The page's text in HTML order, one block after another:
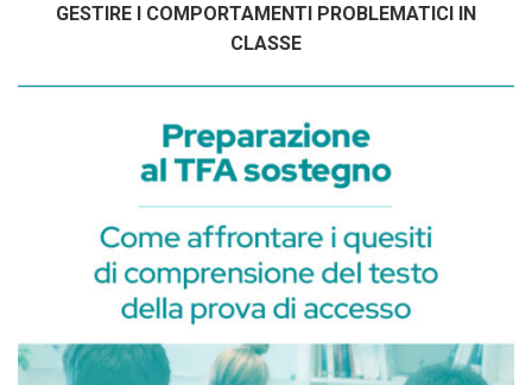
GESTIRE I COMPORTAMENTI PROBLEMATICI IN
CLASSE